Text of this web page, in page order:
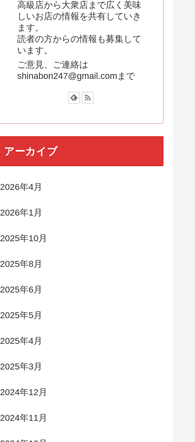
高級店から大衆店まで広く美味
しいお店の情報を共有していき
ます。
読者の方からの情報も募集して
います。
ご意見、ご連絡は
shinabon247@gmail.comまで
アーカイブ
2026年4月
2026年1月
2025年10月
2025年8月
2025年6月
2025年5月
2025年4月
2025年3月
2024年12月
2024年11月